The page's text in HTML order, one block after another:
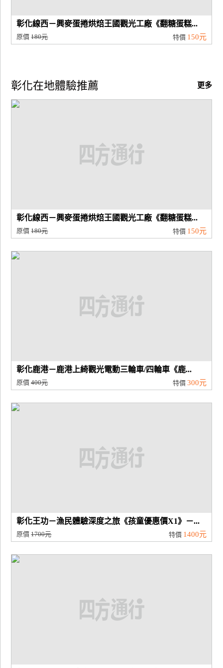
彰化線西－興麥蛋捲烘焙王國觀光工廠《翻糖蛋糕...
原價180元 特價 150元
更多
彰化在地體驗推薦
彰化線西－興麥蛋捲烘焙王國觀光工廠《翻糖蛋糕...
原價180元 特價 150元
彰化鹿港－鹿港上綺觀光電動三輪車/四輪車《鹿...
原價400元 特價 300元
彰化王功－漁民體驗深度之旅《孩童優惠價X1》－...
原價1700元 特價 1400元